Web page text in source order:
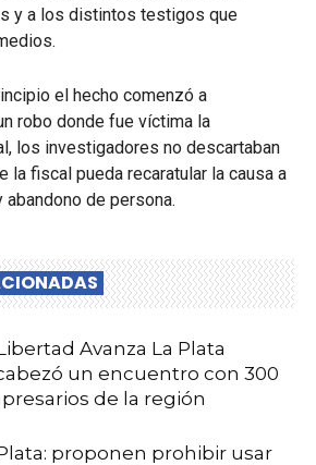
y a los distintos testigos que
el hecho comenzó a
robo donde fue víctima la
los investigadores no descartaban
la fiscal pueda recaratular la causa a
de persona.
Avanza La Plata
un encuentro con 300
de la región
proponen prohibir usar